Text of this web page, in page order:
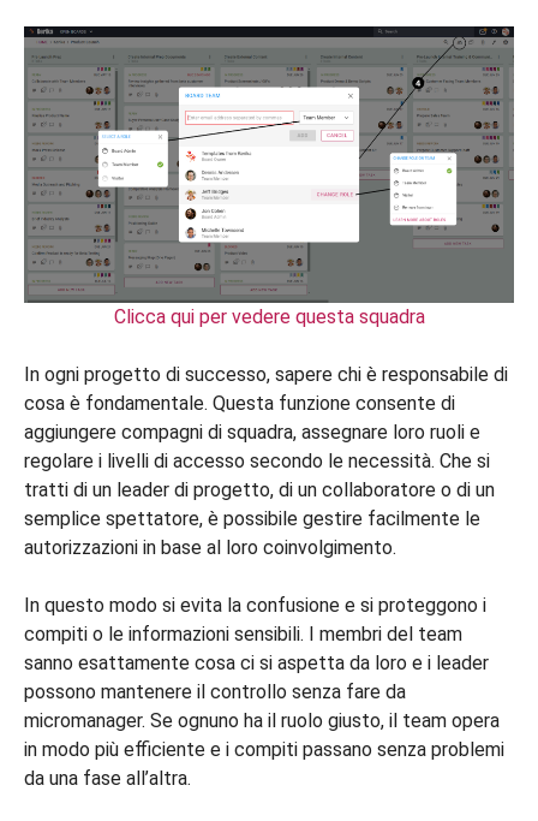
Clicca qui per vedere questa squadra
In ogni progetto di successo, sapere chi è responsabile di
cosa è fondamentale. Questa funzione consente di
aggiungere compagni di squadra, assegnare loro ruoli e
regolare i livelli di accesso secondo le necessità. Che si
tratti di un leader di progetto, di un collaboratore o di un
semplice spettatore, è possibile gestire facilmente le
autorizzazioni in base al loro coinvolgimento.
In questo modo si evita la confusione e si proteggono i
compiti o le informazioni sensibili. I membri del team
sanno esattamente cosa ci si aspetta da loro e i leader
possono mantenere il controllo senza fare da
micromanager. Se ognuno ha il ruolo giusto, il team opera
in modo più efficiente e i compiti passano senza problemi
da una fase all’altra.